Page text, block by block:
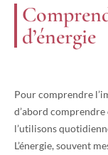
d’énergie
Pour comprendre
d’abord comprendre
l’utilisons
L’énergie, souvent